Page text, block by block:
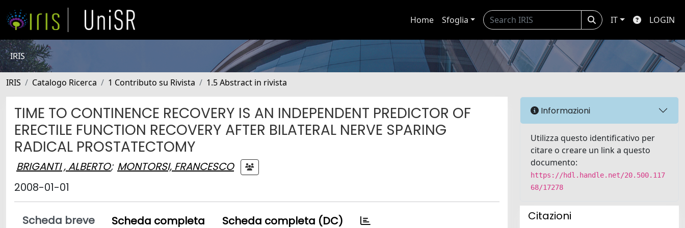
Home Sfoglia IT LOGIN
IRIS
IRIS Catalogo Ricerca 1 Contributo su Rivista 1.5 Abstract in rivista
TIME TO CONTINENCE RECOVERY IS AN INDEPENDENT PREDICTOR OF
ERECTILE FUNCTION RECOVERY AFTER BILATERAL NERVE SPARING
RADICAL PROSTATECTOMY
BRIGANTI , ALBERTO; MONTORSI, FRANCESCO
2008-01-01
Scheda breve Scheda completa Scheda completa (DC)
Informazioni
Utilizza questo identificativo per
citare o creare un link a questo
documento:
https://hdl.handle.net/20.500.117
68/17278
Citazioni